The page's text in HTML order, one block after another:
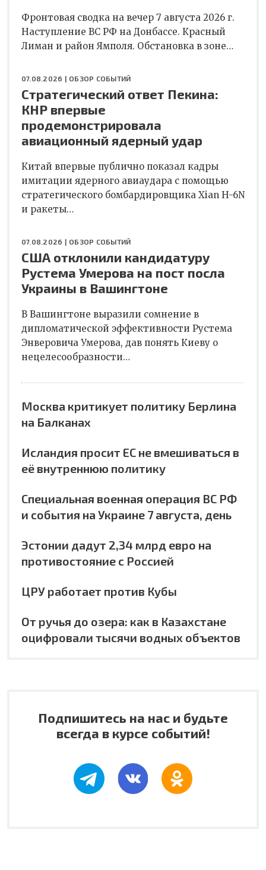
Фронтовая сводка на вечер 7 августа 2026 г.
Наступление ВС РФ на Донбассе. Красный
Лиман и район Ямполя. Обстановка в зоне…
07.08.2026 | ОБЗОР СОБЫТИЙ
Стратегический ответ Пекина:
КНР впервые
продемонстрировала
авиационный ядерный удар
Китай впервые публично показал кадры
имитации ядерного авиаудара с помощью
стратегического бомбардировщика Xian H-6N
и ракеты…
07.08.2026 | ОБЗОР СОБЫТИЙ
США отклонили кандидатуру
Рустема Умерова на пост посла
Украины в Вашингтоне
В Вашингтоне выразили сомнение в
дипломатической эффективности Рустема
Энверовича Умерова, дав понять Киеву о
нецелесообразности…
Москва критикует политику Берлина
на Балканах
Исландия просит ЕС не вмешиваться в
её внутреннюю политику
Специальная военная операция ВС РФ
и события на Украине 7 августа, день
Эстонии дадут 2,34 млрд евро на
противостояние с Россией
ЦРУ работает против Кубы
От ручья до озера: как в Казахстане
оцифровали тысячи водных объектов
Подпишитесь на нас и будьте
всегда в курсе событий!